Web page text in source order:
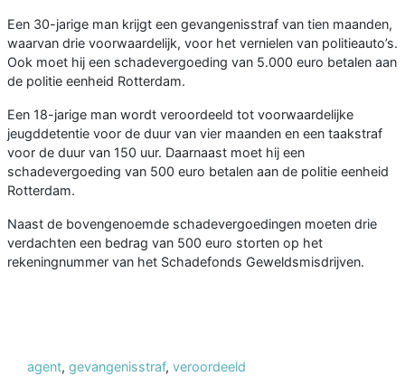
Een 30-jarige man krijgt een gevangenisstraf van tien maanden,
waarvan drie voorwaardelijk, voor het vernielen van politieauto’s.
Ook moet hij een schadevergoeding van 5.000 euro betalen aan
de politie eenheid Rotterdam.
Een 18-jarige man wordt veroordeeld tot voorwaardelijke
jeugddetentie voor de duur van vier maanden en een taakstraf
voor de duur van 150 uur. Daarnaast moet hij een
schadevergoeding van 500 euro betalen aan de politie eenheid
Rotterdam.
Naast de bovengenoemde schadevergoedingen moeten drie
verdachten een bedrag van 500 euro storten op het
rekeningnummer van het Schadefonds Geweldsmisdrijven.
agent, gevangenisstraf, veroordeeld